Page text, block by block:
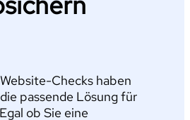
Checks haben
passende Lösung für
ob Sie eine